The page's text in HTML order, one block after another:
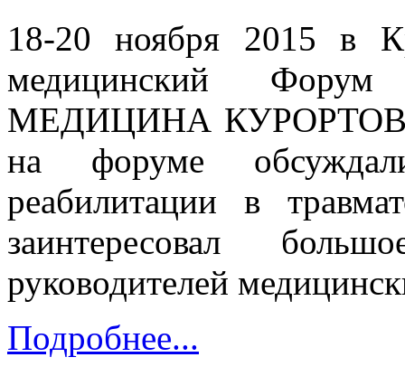
18-20 ноября 2015 в
медицинский
МЕДИЦИНА КУРОРТОВ
на форуме
реабилитации в
заинтересовал
руководителей
Подробнее...